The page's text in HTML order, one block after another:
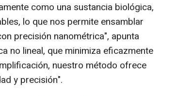
como una sustancia biológica,
lo que nos permite ensamblar
precisión nanométrica", apunta
no lineal, que minimiza eficazmente
nuestro método ofrece
y precisión".